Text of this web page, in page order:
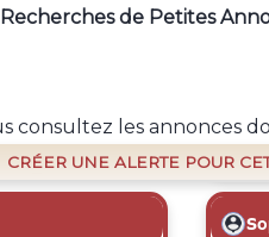
Recherches de Petites
consultez les annonces
CRÉER UNE ALERTE POUR